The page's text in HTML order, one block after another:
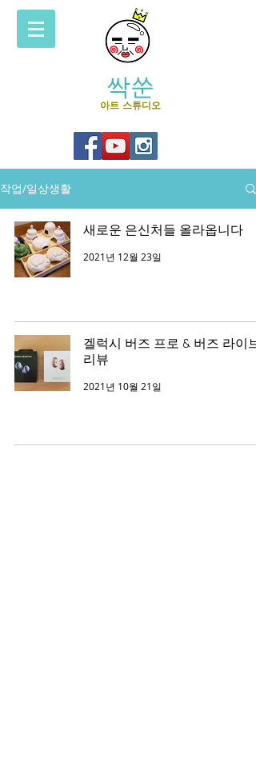
싹쑨
아트 스튜디오
작업/일상생활
새로운 은신처들 올라옵니다
2021년 12월 23일
겔럭시 버즈 프로 & 버즈 라이브
리뷰
2021년 10월 21일